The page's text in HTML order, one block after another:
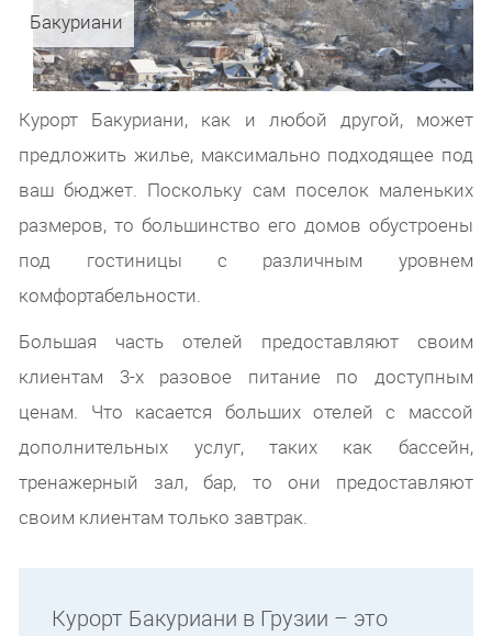
Бакуриани
Курорт Бакуриани, как и любой другой, может
предложить жилье, максимально подходящее под
ваш бюджет. Поскольку сам поселок маленьких
размеров, то большинство его домов обустроены
под гостиницы с различным уровнем
комфортабельности.
Большая часть отелей предоставляют своим
клиентам 3-х разовое питание по доступным
ценам. Что касается больших отелей с массой
дополнительных услуг, таких как бассейн,
тренажерный зал, бар, то они предоставляют
своим клиентам только завтрак.
Курорт Бакуриани в Грузии – это